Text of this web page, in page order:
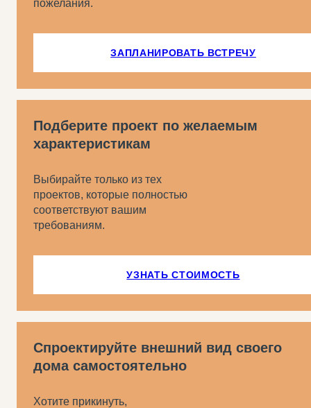
пожелания.
ЗАПЛАНИРОВАТЬ ВСТРЕЧУ
Подберите проект по желаемым
характеристикам
Выбирайте только из тех
проектов, которые полностью
соответствуют вашим
требованиям.
УЗНАТЬ СТОИМОСТЬ
Спроектируйте внешний вид своего
дома самостоятельно
Хотите прикинуть,